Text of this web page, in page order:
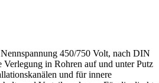
450/750 Volt, nach DIN
in Rohren auf und unter Putz
und für innere